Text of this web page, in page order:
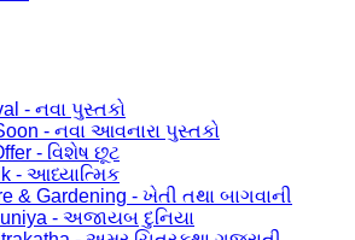
- નવા પુસ્તકો
- નવા આવનારા પુસ્તકો
- વિશેષ છૂટ
- આધ્યાત્મિક
& Gardening - ખેતી તથા બાગવાની
- અજાયબ દુનિયા